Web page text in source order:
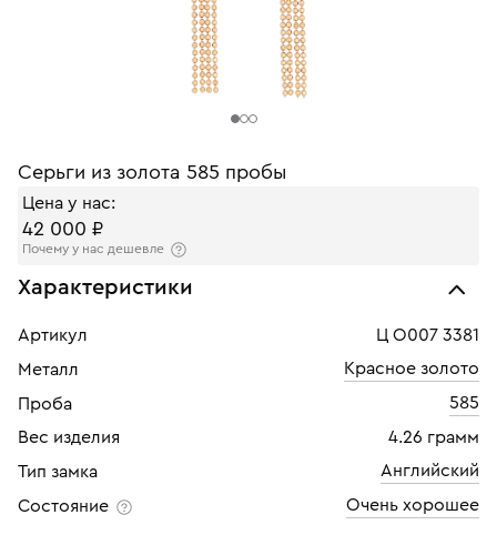
Серьги из золота 585 пробы
Цена у нас:
42 000 ₽
Почему у нас дешевле
Характеристики
Артикул
Ц О007 3381
Металл
Красное золото
Проба
585
Вес изделия
4.26 грамм
Тип замка
Английский
Состояние
Очень хорошее